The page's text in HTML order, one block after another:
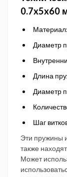
0.7x5x60
Диаметр
Длина
Диаметр
Шаг
Эти пружины
также
Может